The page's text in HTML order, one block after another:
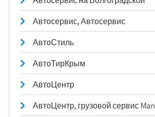
Автосервис, Автосервис
АвтоСтиль
АвтоТирКрым
АвтоЦентр
АвтоЦентр, грузовой сервис Man